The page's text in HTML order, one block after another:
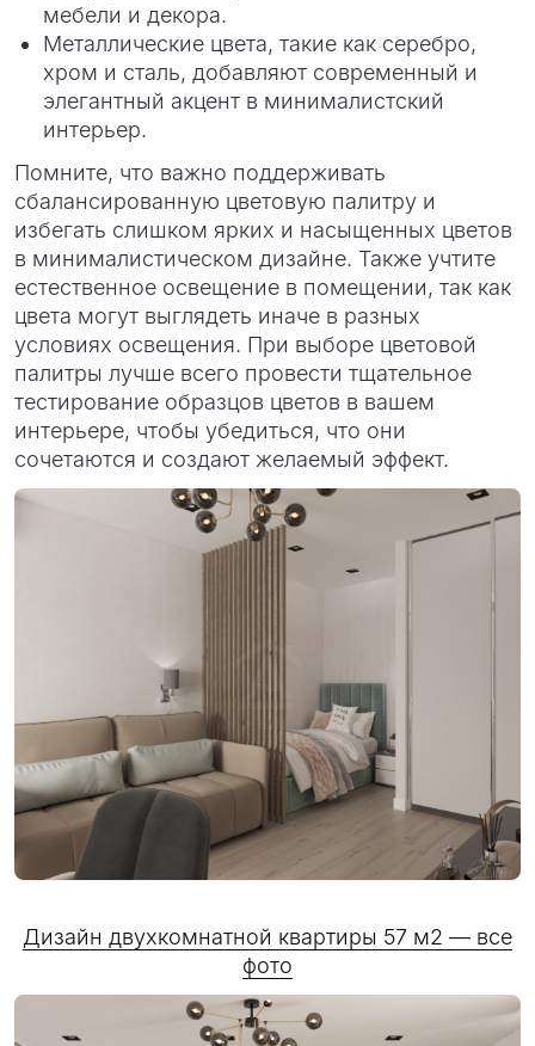
мебели и декора.
Металлические цвета, такие как серебро,
хром и сталь, добавляют современный и
элегантный акцент в минималистский
интерьер.
Помните, что важно поддерживать
сбалансированную цветовую палитру и
избегать слишком ярких и насыщенных цветов
в минималистическом дизайне. Также учтите
естественное освещение в помещении, так как
цвета могут выглядеть иначе в разных
условиях освещения. При выборе цветовой
палитры лучше всего провести тщательное
тестирование образцов цветов в вашем
интерьере, чтобы убедиться, что они
сочетаются и создают желаемый эффект.
Дизайн двухкомнатной квартиры 57 м2 — все
фото